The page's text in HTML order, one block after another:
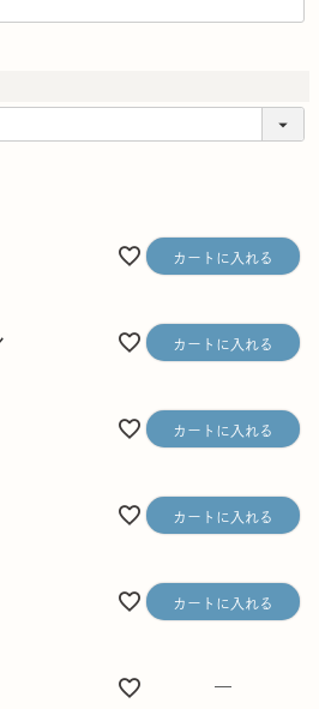
カートに入れる
カートに入れる
カートに入れる
カートに入れる
カートに入れる
—